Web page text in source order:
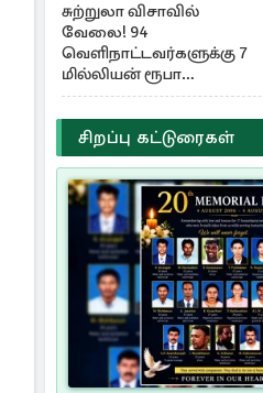
சுற்றுலா விசாவில்
வேலை! 94
வெளிநாட்டவர்களுக்கு 7
மில்லியன் ரூபா
அபராதம்
சிறப்பு கட்டுரைகள்